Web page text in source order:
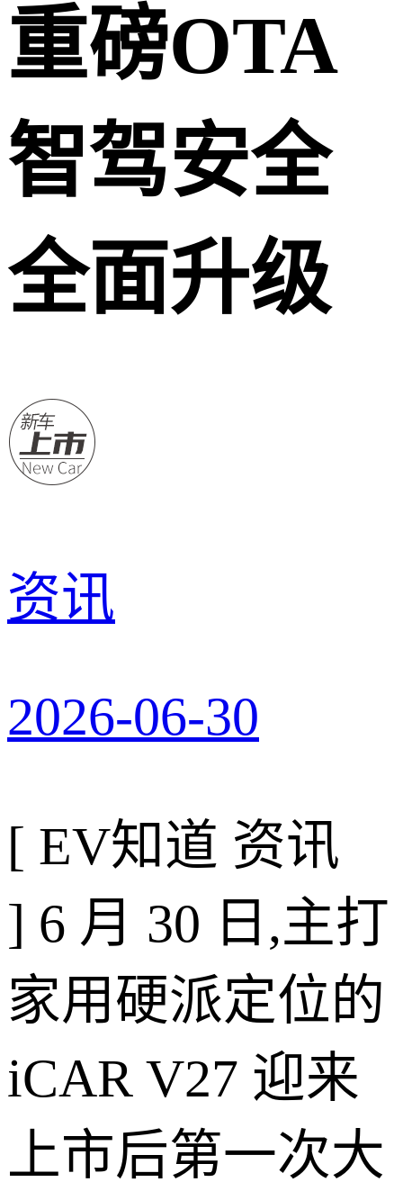
重磅OTA
智驾安全
全面升级
资讯
2026-06-30
[ EV知道 资讯
] 6 月 30 日,主打
家用硬派定位的
iCAR V27 迎来
上市后第一次大